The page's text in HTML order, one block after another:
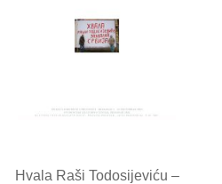
Hvala Raši Todosijeviću –